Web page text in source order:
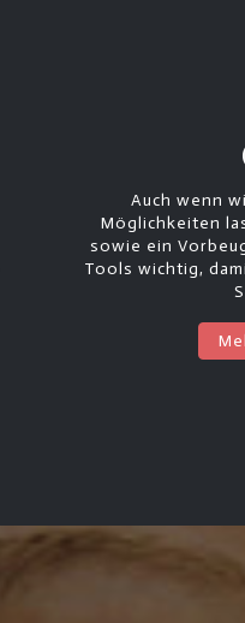
Auch wenn
Möglichkeiten
sowie ein
Tools wichtig,